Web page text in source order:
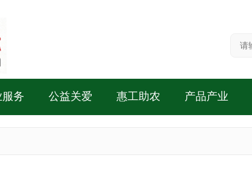
务 公益关爱 惠工助农 产品产业